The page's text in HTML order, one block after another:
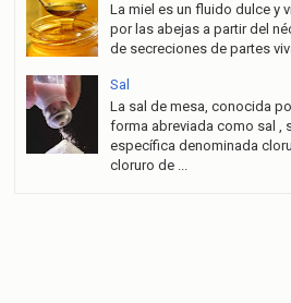
La miel es un fluido dulce y
por las abejas a partir del
de secreciones de partes
Sal
La sal de mesa, conocida
forma abreviada como sal ,
específica denominada
cloruro de ...